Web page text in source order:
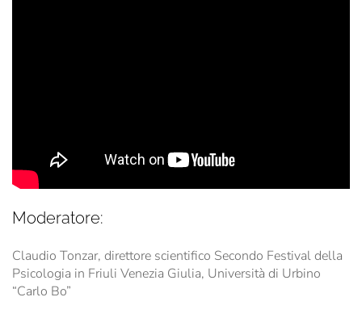
Moderatore:
Claudio Tonzar, direttore scientifico Secondo Festival della
Psicologia in Friuli Venezia Giulia, Università di Urbino
“Carlo Bo”